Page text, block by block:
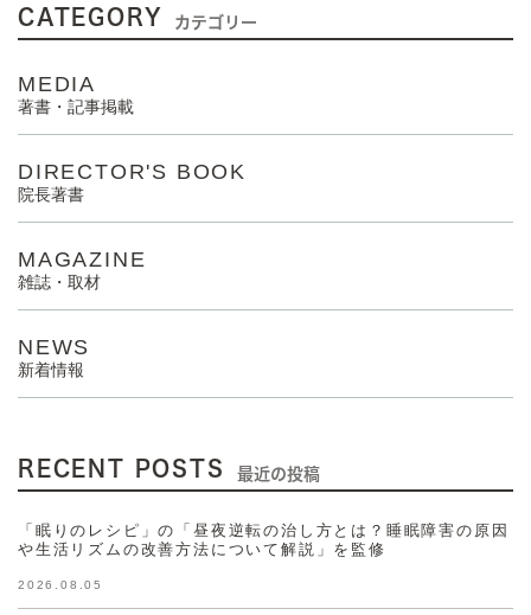
CATEGORY カテゴリー
MEDIA
著書・記事掲載
DIRECTOR'S BOOK
院長著書
MAGAZINE
雑誌・取材
NEWS
新着情報
RECENT POSTS 最近の投稿
「眠りのレシピ」の「昼夜逆転の治し方とは？睡眠障害の原因
や生活リズムの改善方法について解説」を監修
2026.08.05